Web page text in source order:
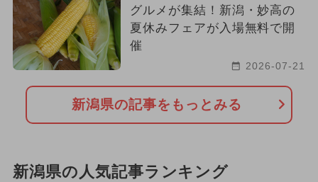
グルメが集結！新潟・妙高の
夏休みフェアが入場無料で開
催
2026-07-21
新潟県の記事をもっとみる
新潟県の人気記事ランキング